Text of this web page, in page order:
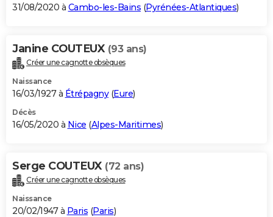
S'inscrire
Se connecter
Lycées
Collèges
Primaires
Universités
Entreprises
Service militaire
Avis de recherche
AVIS DE DÉCÈS
Bricolage
Lifestyle
Culture
Sport
Auto
Television
Voyage
Cinema
31/08/2020 à Cambo-les-Bains (Pyrénées-Atlantiques)
Janine COUTEUX (93 ans)
Créer une cagnotte obsèques
Naissance
16/03/1927 à Étrépagny(Eure)
Décès
16/05/2020 à Nice (Alpes-Maritimes)
Serge COUTEUX (72 ans)
Créer une cagnotte obsèques
Naissance
20/02/1947 à Paris (Paris)